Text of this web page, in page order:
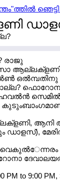
രാജു
ആല്ലക്ളണി
PM to 9:00